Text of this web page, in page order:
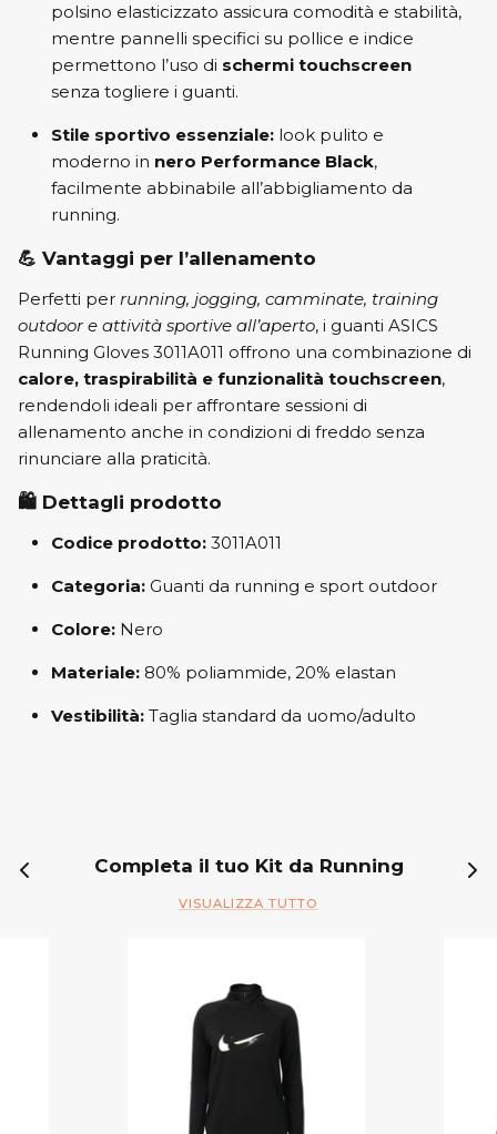
polsino elasticizzato assicura comodità e stabilità,
mentre pannelli specifici su pollice e indice
permettono l’uso di schermi touchscreen
senza togliere i guanti.
Stile sportivo essenziale: look pulito e
moderno in nero Performance Black,
facilmente abbinabile all’abbigliamento da
running.
💪 Vantaggi per l’allenamento
Perfetti per running, jogging, camminate, training
outdoor e attività sportive all’aperto, i guanti ASICS
Running Gloves 3011A011 offrono una combinazione di
calore, traspirabilità e funzionalità touchscreen,
rendendoli ideali per affrontare sessioni di
allenamento anche in condizioni di freddo senza
rinunciare alla praticità.
🛍️ Dettagli prodotto
Codice prodotto: 3011A011
Categoria: Guanti da running e sport outdoor
Colore: Nero
Materiale: 80% poliammide, 20% elastan
Vestibilità: Taglia standard da uomo/adulto
Completa il tuo Kit da Running
VISUALIZZA TUTTO